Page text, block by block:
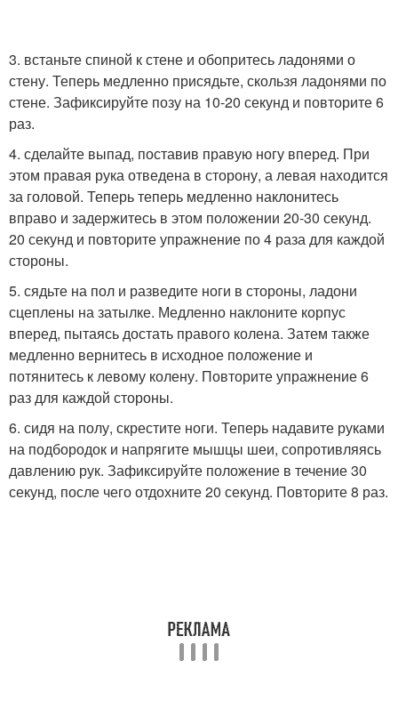
3. встаньте спиной к стене и обопритесь ладонями о
стену. Теперь медленно присядьте, скользя ладонями по
стене. Зафиксируйте позу на 10-20 секунд и повторите 6
раз.
4. сделайте выпад, поставив правую ногу вперед. При
этом правая рука отведена в сторону, а левая находится
за головой. Теперь теперь медленно наклонитесь
вправо и задержитесь в этом положении 20-30 секунд.
20 секунд и повторите упражнение по 4 раза для каждой
стороны.
5. сядьте на пол и разведите ноги в стороны, ладони
сцеплены на затылке. Медленно наклоните корпус
вперед, пытаясь достать правого колена. Затем также
медленно вернитесь в исходное положение и
потянитесь к левому колену. Повторите упражнение 6
раз для каждой стороны.
6. сидя на полу, скрестите ноги. Теперь надавите руками
на подбородок и напрягите мышцы шеи, сопротивляясь
давлению рук. Зафиксируйте положение в течение 30
секунд, после чего отдохните 20 секунд. Повторите 8 раз.